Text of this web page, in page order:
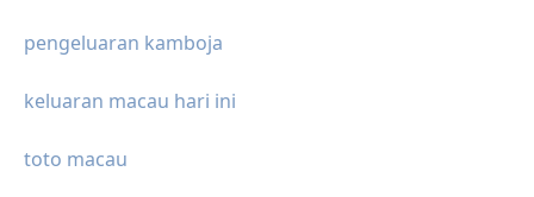
pengeluaran kamboja
keluaran macau hari ini
toto macau